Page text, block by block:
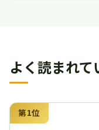
よく読まれ
第1位